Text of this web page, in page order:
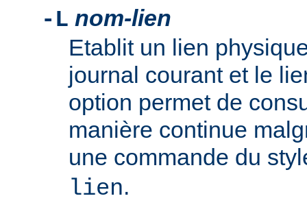
-L nom-lien
Etablit un lien
journal courant et le
option permet de
manière continue
une commande du
lien.